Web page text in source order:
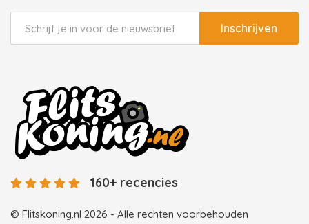
Inschrijven
© Flitskoning.nl 2026 - Alle rechten voorbehouden
160+ recencies